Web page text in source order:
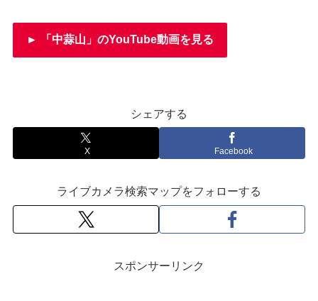
► 「中蒜山」のYouTube動画を見る
シェアする
X Facebook
ライブカメラ検索マップをフォローする
スポンサーリンク